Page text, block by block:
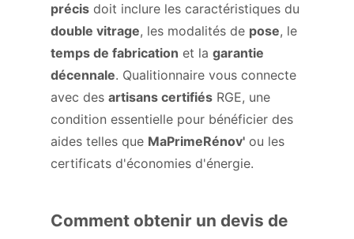
précis doit inclure les caractéristiques du
double vitrage, les modalités de pose, le
temps de fabrication et la garantie
décennale. Qualitionnaire vous connecte
avec des artisans certifiés RGE, une
condition essentielle pour bénéficier des
aides telles que MaPrimeRénov' ou les
certificats d'économies d'énergie.
Comment obtenir un devis de